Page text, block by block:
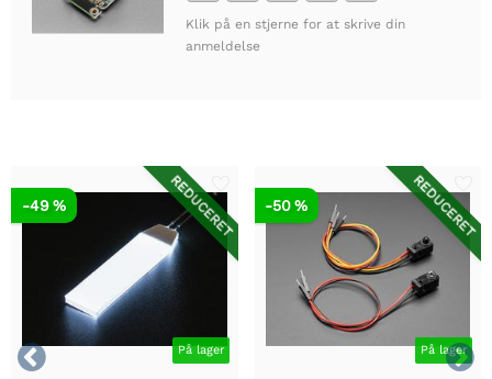
Klik på en stjerne for at skrive din
anmeldelse


REDUCERET
På lager
-49 % REDUCERET
På lager
-50 %